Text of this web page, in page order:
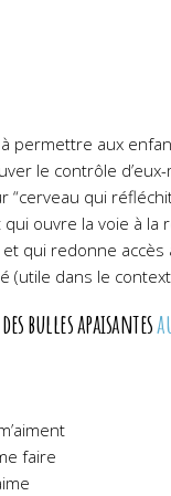
permettre aux
le contrôle
“cerveau qui
ouvre la voie à la
qui redonne accès
(utile dans le
bulles apaisantes
faire